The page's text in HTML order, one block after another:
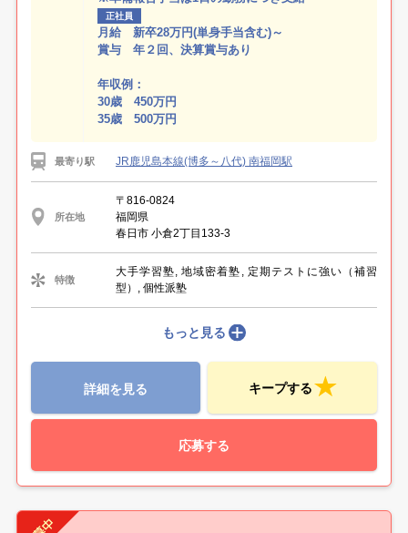
正社員
月給 新卒28万円(単身手当含む)～
賞与 年２回、決算賞与あり
年収例：
30歳 450万円
35歳 500万円
最寄り駅 JR鹿児島本線(博多～八代) 南福岡駅
所在地
〒816-0824
福岡県
春日市 小倉2丁目133-3
特徴
大手学習塾, 地域密着塾, 定期テストに強い（補習
型）, 個性派塾
もっと見る
詳細を見る キープする
応募する